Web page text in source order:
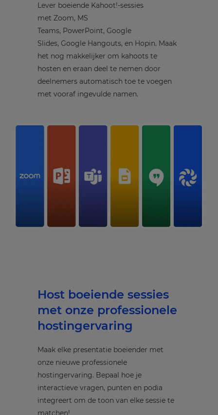
Lever boeiende Kahoot!-sessies
met Zoom, MS
Teams, PowerPoint, Google
Slides, Google Hangouts, en Hopin. Maak
het nog makkelijker om kahoots te
hosten en eraan deel te nemen door
deelnemers automatisch toe te voegen
met vooraf ingevulde namen.
Host boeiende sessies
met onze professionele
hostingervaring
Maak elke presentatie boeiender met
onze nieuwe professionele
hostingervaring. Bepaal hoe je
interactieve vragen, punten en podia
integreert om de toon van elke sessie te
matchen!